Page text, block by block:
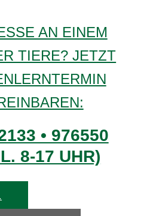
AN EINEM
TIERE? JETZT
• 976550
8-17 UHR)